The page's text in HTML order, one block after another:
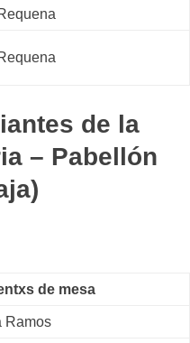
de la
– Pabellón
de mesa
Ramos